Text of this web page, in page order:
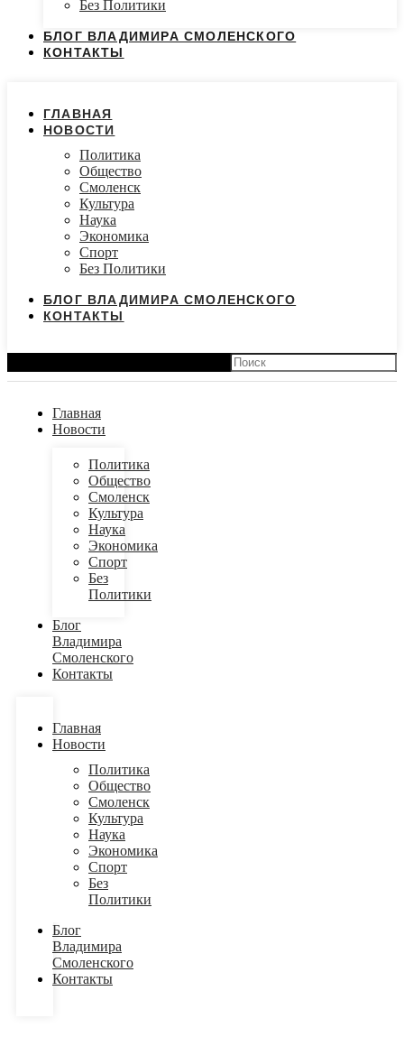
Без Политики
БЛОГ ВЛАДИМИРА СМОЛЕНСКОГО
КОНТАКТЫ
ГЛАВНАЯ
НОВОСТИ
Политика
Общество
Смоленск
Культура
Наука
Экономика
Спорт
Без Политики
БЛОГ ВЛАДИМИРА СМОЛЕНСКОГО
КОНТАКТЫ
Главная
Новости
Политика
Общество
Смоленск
Культура
Наука
Экономика
Спорт
Без
Политики
Блог
Владимира
Смоленского
Контакты
Главная
Новости
Политика
Общество
Смоленск
Культура
Наука
Экономика
Спорт
Без
Политики
Блог
Владимира
Смоленского
Контакты